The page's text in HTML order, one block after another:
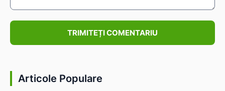
Articole Populare